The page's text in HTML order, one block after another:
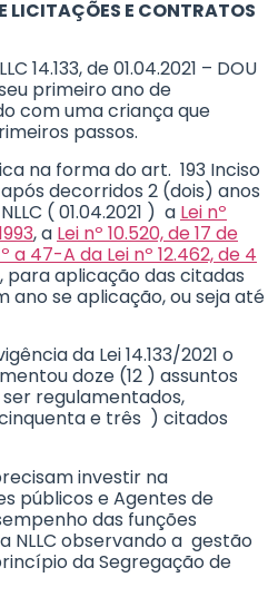
LICITAÇÕES E CONTRATOS
14.133, de 01.04.2021 – DOU
primeiro ano de
com uma criança que
passos.
na forma do art. 193 Inciso
decorridos 2 (dois) anos
( 01.04.2021 ) a Lei nº
, a Lei nº 10.520, de 17 de
a 47-A da Lei nº 12.462, de 4
para aplicação das citadas
ano se aplicação, ou seja até
da Lei 14.133/2021 o
doze (12 ) assuntos
regulamentados,
e três ) citados
investir na
públicos e Agentes de
das funções
NLLC observando a gestão
da Segregação de